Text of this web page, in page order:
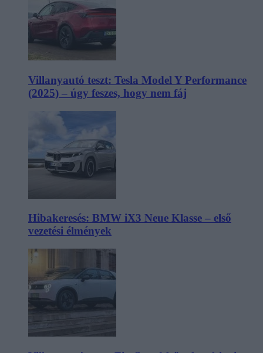
Villanyautó teszt: Tesla Model Y Performance
(2025) – úgy feszes, hogy nem fáj
Hibakeresés: BMW iX3 Neue Klasse – első
vezetési élmények